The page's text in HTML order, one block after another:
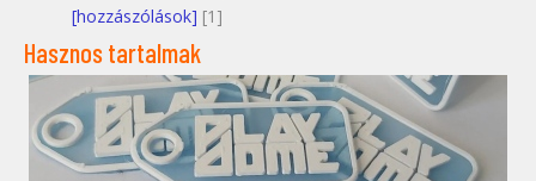
[hozzászólások] [1]
Hasznos tartalmak